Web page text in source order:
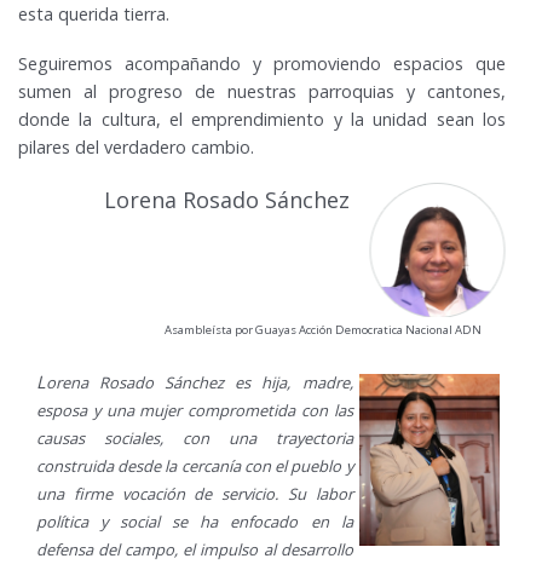
esta querida tierra.
Seguiremos acompañando y promoviendo espacios que
sumen al progreso de nuestras parroquias y cantones,
donde la cultura, el emprendimiento y la unidad sean los
pilares del verdadero cambio.
Lorena Rosado Sánchez
Asambleísta por Guayas Acción Democratica Nacional ADN
Lorena Rosado Sánchez es hija, madre,
esposa y una mujer comprometida con las
causas sociales, con una trayectoria
construida desde la cercanía con el pueblo y
una firme vocación de servicio. Su labor
política y social se ha enfocado en la
defensa del campo, el impulso al desarrollo